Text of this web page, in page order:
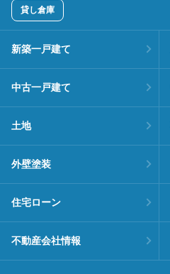
貸し倉庫
新築一戸建て
中古一戸建て
土地
外壁塗装
住宅ローン
不動産会社情報